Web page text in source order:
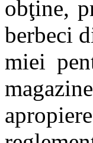
obţine,
berbeci
miei